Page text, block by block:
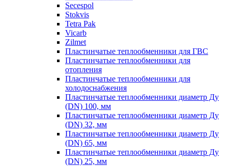
Secespol
Stokvis
Tetra Pak
Vicarb
Zilmet
Пластинчатые теплообменники для ГВС
Пластинчатые теплообменники для
отопления
Пластинчатые теплообменники для
холодоснабжения
Пластинчатые теплообменники диаметр Ду
(DN) 100, мм
Пластинчатые теплообменники диаметр Ду
(DN) 32, мм
Пластинчатые теплообменники диаметр Ду
(DN) 65, мм
Пластинчатые теплообменники диаметр Ду
(DN) 25, мм